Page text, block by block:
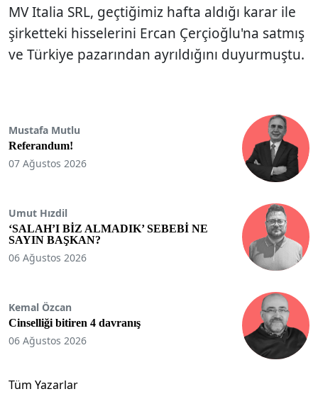
MV Italia SRL, geçtiğimiz hafta aldığı karar ile
şirketteki hisselerini Ercan Çerçioğlu'na satmış
ve Türkiye pazarından ayrıldığını duyurmuştu.
Mustafa Mutlu
Referandum!
07 Ağustos 2026
Umut Hızdil
‘SALAH’I BİZ ALMADIK’ SEBEBİ NE
SAYIN BAŞKAN?
06 Ağustos 2026
Kemal Özcan
Cinselliği bitiren 4 davranış
06 Ağustos 2026
Tüm Yazarlar